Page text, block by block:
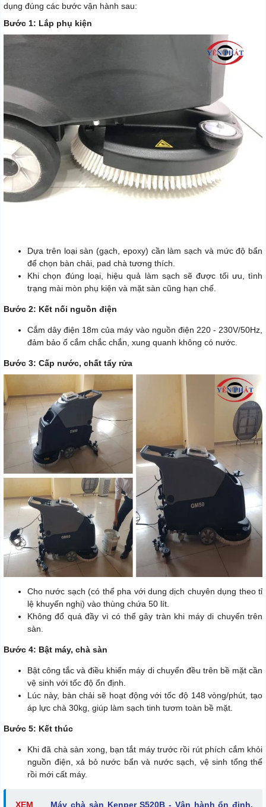
dụng đúng các bước vận hành sau:
Bước 1: Lắp phụ kiện
Dựa trên loại sàn (gạch, epoxy) cần làm sạch và mức độ bẩn
để chọn bàn chải, pad chà tương thích.
Khi chọn đúng loại, hiệu quả làm sạch sẽ được tối ưu, tình
trạng mài mòn phụ kiện và mặt sàn cũng hạn chế.
Bước 2: Kết nối nguồn điện
Cắm dây điện 18m của máy vào nguồn điện 220 - 230V/50Hz,
đảm bảo ổ cắm chắc chắn, xung quanh không có nước.
Bước 3: Cấp nước, chất tẩy rửa
Cho nước sạch (có thể pha với dung dịch chuyên dụng theo tỉ
lệ khuyến nghị) vào thùng chứa 50 lít.
Không đổ quá đầy vì có thể gây tràn khi máy di chuyển trên
sàn.
Bước 4: Bật máy, chà sàn
Bật công tắc và điều khiển máy di chuyển đều trên bề mặt cần
vệ sinh với tốc độ ổn định.
Lúc này, bàn chải sẽ hoạt động với tốc độ 148 vòng/phút, tạo
áp lực chà 30kg, giúp làm sạch tinh tươm toàn bề mặt.
Bước 5: Kết thúc
Khi đã chà sàn xong, bạn tắt máy trước rồi rút phích cắm khỏi
nguồn điện, xả bỏ nước bẩn và nước sạch, vệ sinh tổng thể
rồi mới cất máy.
XEM Máy chà sàn Kenper S520B - Vận hành ổn định,